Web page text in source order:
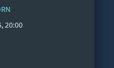
20:00